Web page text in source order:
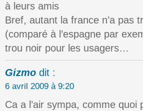
à leurs amis
Bref, autant la france n’a pas
(comparé à l’espagne par
trou noir pour les usagers…
Gizmo dit :
6 avril 2009 à 9:20
Ca a l’air sympa, comme